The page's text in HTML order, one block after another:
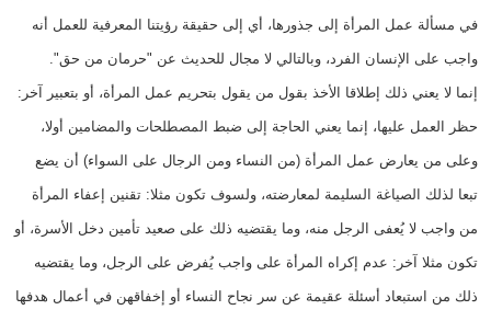
في مسألة عمل المرأة إلى جذورها، أي إلى حقيقة رؤيتنا المعرفية للعمل أنه
واجب على الإنسان الفرد، وبالتالي لا مجال للحديث عن "حرمان من حق".
إنما لا يعني ذلك إطلاقا الأخذ بقول من يقول بتحريم عمل المرأة، أو بتعبير آخر:
حظر العمل عليها، إنما يعني الحاجة إلى ضبط المصطلحات والمضامين أولا،
وعلى من يعارض عمل المرأة (من النساء ومن الرجال على السواء) أن يضع
تبعا لذلك الصياغة السليمة لمعارضته، ولسوف تكون مثلا: تقنين إعفاء المرأة
من واجب لا يُعفى الرجل منه، وما يقتضيه ذلك على صعيد تأمين دخل الأسرة، أو
تكون مثلا آخر: عدم إكراه المرأة على واجب يُفرض على الرجل، وما يقتضيه
ذلك من استبعاد أسئلة عقيمة عن سر نجاح النساء أو إخفاقهن في أعمال هدفها